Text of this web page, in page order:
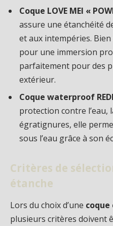
Coque LOVE MEI «
assure une étanchéité
et aux intempéries. Bien
pour une immersion
parfaitement pour des
extérieur.
Coque waterproof
protection contre l’eau,
égratignures, elle
sous l’eau grâce à son
Critères de
étanche
Lors du choix d’une coque
plusieurs critères doivent